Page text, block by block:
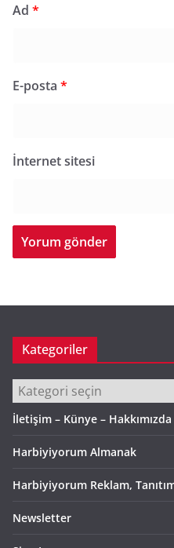
Ad *
E-posta *
İnternet sitesi
Kategoriler
Kategoriler
İletişim – Künye – Hakkımızda
Harbiyiyorum Almanak
Harbiyiyorum Reklam,
Newsletter